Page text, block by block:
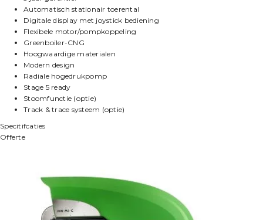
Automatisch stationair toerental
Digitale display met joystick bediening
Flexibele motor/pompkoppeling
Greenboiler-CNG
Hoogwaardige materialen
Modern design
Radiale hogedrukpomp
Stage 5 ready
Stoomfunctie (optie)
Track & trace systeem (optie)
Specitifcaties
Offerte